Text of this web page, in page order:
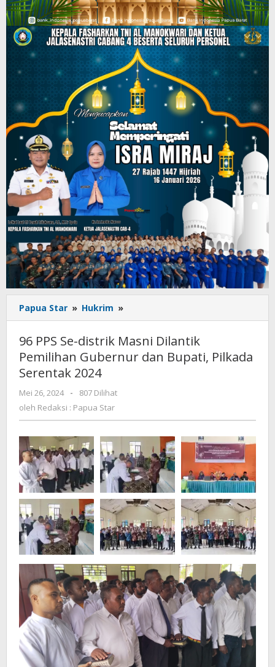
Papua Star » Hukrim »
PPS
distrik
Masni
Bupati,
Pilkada
Serentak
2024
96 PPS Se-distrik Masni Dilantik
Pemilihan Gubernur dan Bupati, Pilkada
Serentak 2024
Mei 26, 2024
oleh
Redaksi
Star
-
807 Dilihat
oleh Redaksi : Papua Star